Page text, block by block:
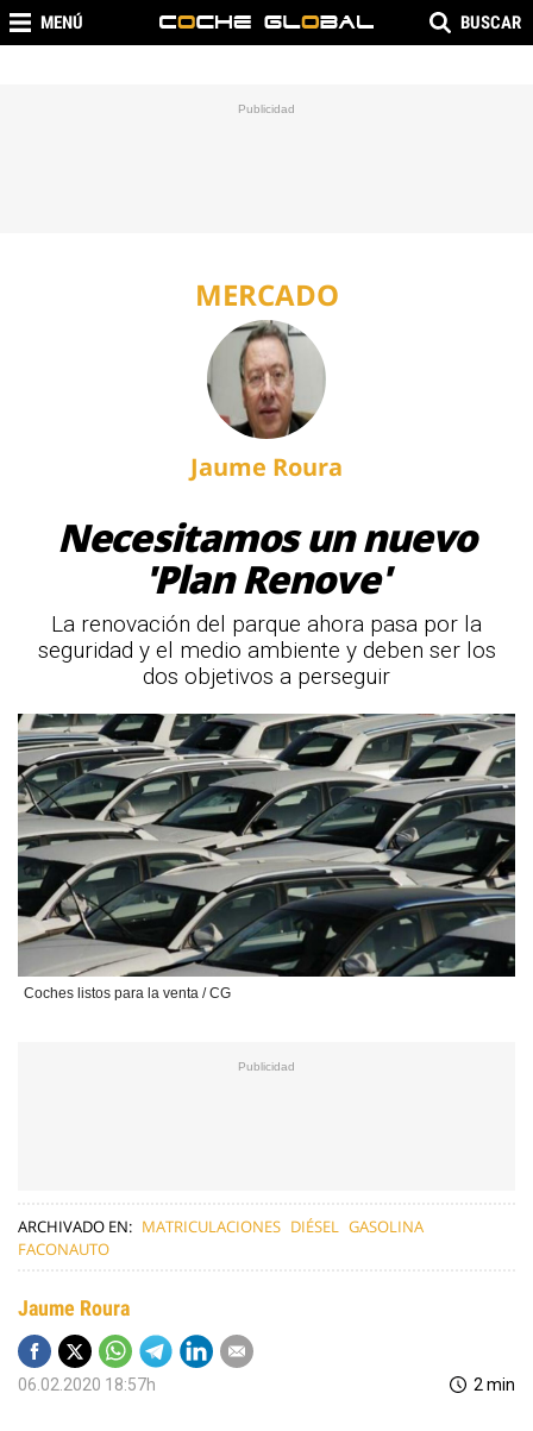
MENÚ BUSCAR
MERCADO
Jaume Roura
Coches listos para la venta / CG
Necesitamos un nuevo
'Plan Renove'
La renovación del parque ahora pasa por la
seguridad y el medio ambiente y deben ser los
dos objetivos a perseguir
ARCHIVADO EN: MATRICULACIONES DIÉSEL
GASOLINA
FACONAUTO
Jaume Roura
06.02.2020 18:57h 2 min